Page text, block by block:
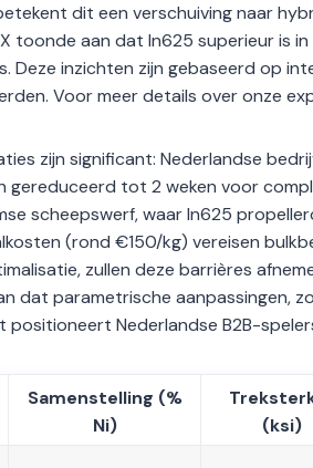
dit een verschuiving naar
toonde aan dat In625 superieur is
Deze inzichten zijn gebaseerd op
Voor meer details over onze
zijn significant: Nederlandse
tot 2 weken voor
scheepswerf, waar In625
(rond €150/kg) vereisen
zullen deze barrières
dat parametrische aanpassingen,
positioneert Nederlandse B2B-
Samenstelling (%
Ni)
(ksi)